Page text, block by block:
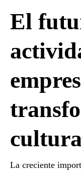
El
La creciente